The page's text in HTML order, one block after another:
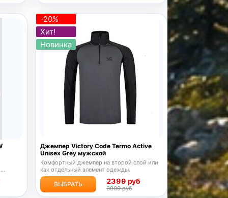
-20%
Хит!
Новинка
Джемпер Victory Code Termo Active
Unisex Grey мужской
Комфортный джемпер на второй слой или
как отдельный элемент одежды.
ВЫБРАТЬ 2399 руб
3000 руб